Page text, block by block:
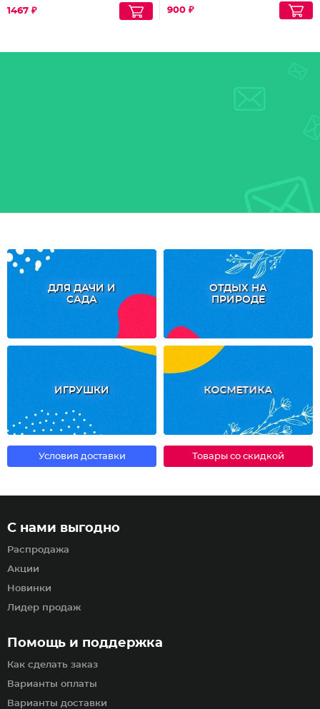
1467 ₽ 900 ₽
ДЛЯ ДАЧИ И
САДА
ОТДЫХ НА
ПРИРОДЕ
ИГРУШКИ КОСМЕТИКА
Условия доставки Товары со скидкой
Помощь и поддержка
Как сделать заказ
Варианты оплаты
Варианты доставки
С нами выгодно
Распродажа
Акции
Новинки
Лидер продаж